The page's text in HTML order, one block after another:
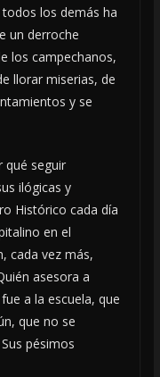
los demás ha
un derroche
los campechanos,
llorar miserias, de
y se
qué seguir
ilógicas y
Histórico cada día
en el
cada vez más,
asesora a
a la escuela, que
que no se
pésimos